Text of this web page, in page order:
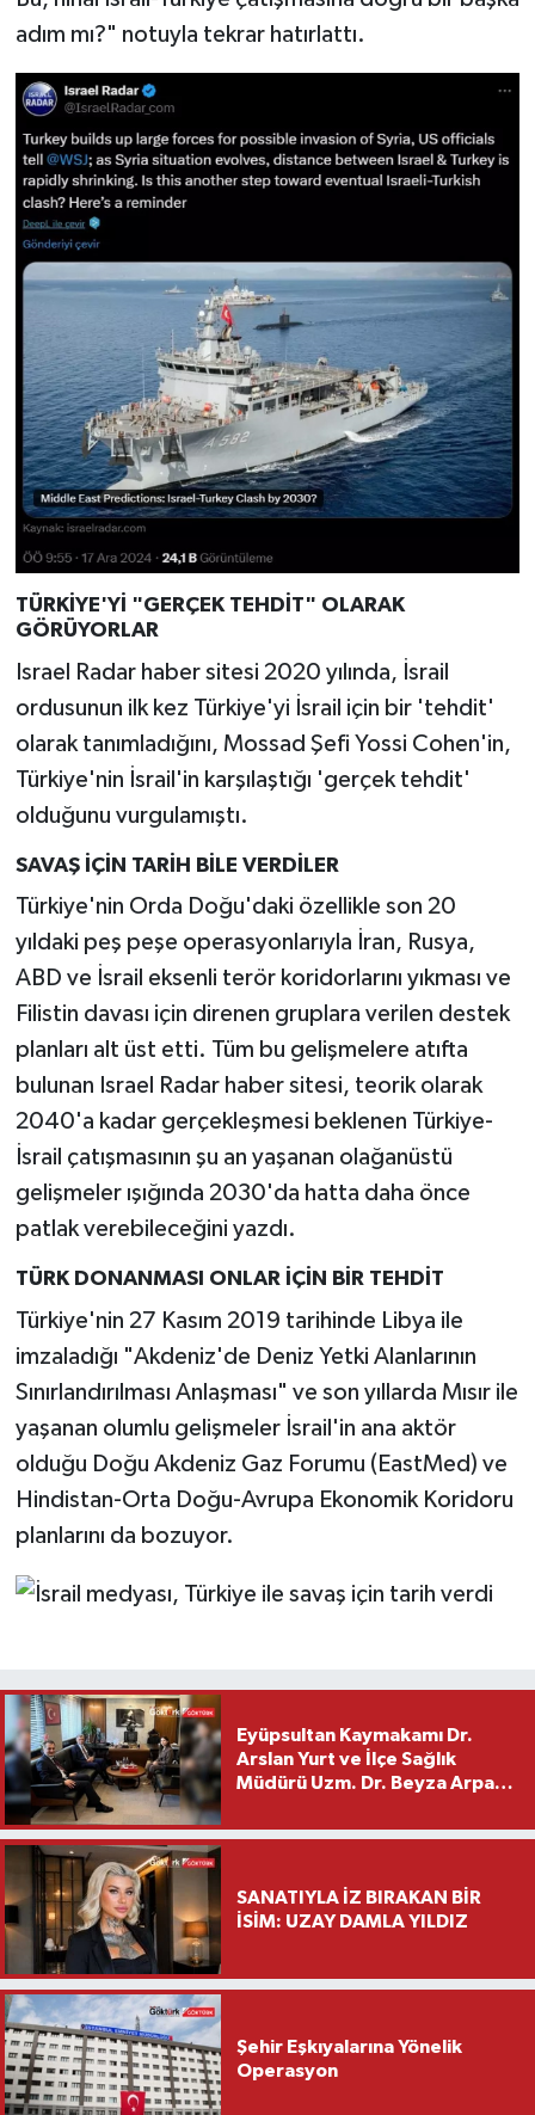
adım mı?" notuyla tekrar hatırlattı.
TÜRKİYE'Yİ "GERÇEK TEHDİT" OLARAK
GÖRÜYORLAR
Israel Radar haber sitesi 2020 yılında, İsrail
ordusunun ilk kez Türkiye'yi İsrail için bir 'tehdit'
olarak tanımladığını, Mossad Şefi Yossi Cohen'in,
Türkiye'nin İsrail'in karşılaştığı 'gerçek tehdit'
olduğunu vurgulamıştı.
SAVAŞ İÇİN TARİH BİLE VERDİLER
Türkiye'nin Orda Doğu'daki özellikle son 20
yıldaki peş peşe operasyonlarıyla İran, Rusya,
ABD ve İsrail eksenli terör koridorlarını yıkması ve
Filistin davası için direnen gruplara verilen destek
planları alt üst etti. Tüm bu gelişmelere atıfta
bulunan Israel Radar haber sitesi, teorik olarak
2040'a kadar gerçekleşmesi beklenen Türkiye-
İsrail çatışmasının şu an yaşanan olağanüstü
gelişmeler ışığında 2030'da hatta daha önce
patlak verebileceğini yazdı.
TÜRK DONANMASI ONLAR İÇİN BİR TEHDİT
Türkiye'nin 27 Kasım 2019 tarihinde Libya ile
imzaladığı "Akdeniz'de Deniz Yetki Alanlarının
Sınırlandırılması Anlaşması" ve son yıllarda Mısır ile
yaşanan olumlu gelişmeler İsrail'in ana aktör
olduğu Doğu Akdeniz Gaz Forumu (EastMed) ve
Hindistan-Orta Doğu-Avrupa Ekonomik Koridoru
planlarını da bozuyor.
Eyüpsultan Kaymakamı Dr.
Arslan Yurt ve İlçe Sağlık
Müdürü Uzm. Dr. Beyza Arpacı
Ziyareti
SANATIYLA İZ BIRAKAN BİR
İSİM: UZAY DAMLA YILDIZ
Şehir Eşkıyalarına Yönelik
Operasyon